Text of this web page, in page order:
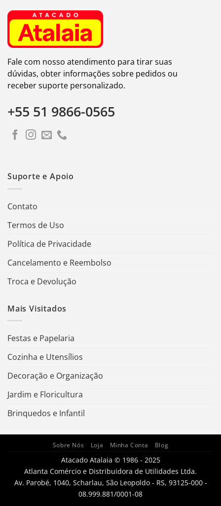
Fale com nosso atendimento para tirar suas
dúvidas, obter informações sobre pedidos ou
receber suporte personalizado.
+55 51 9866-0565
Suporte e Apoio
Contato
Termos de Uso
Política de Privacidade
Cancelamento e Reembolso
Troca e Devolução
Mais Visitados
Festas e Papelaria
Cozinha e Utensílios
Decoração e Organização
Jardim e Floricultura
Brinquedos e Infantil
Sobre Nós Loja Minha Conta Blog
Atacado Atalaia © 1986 - 2025
Atlanta Comércio e Distribuidora de Utilidades Ltda.
Av. Parobé, 1040, Scharlau, São Leopoldo - RS, 93125-000 -
08.999.881/0001-08